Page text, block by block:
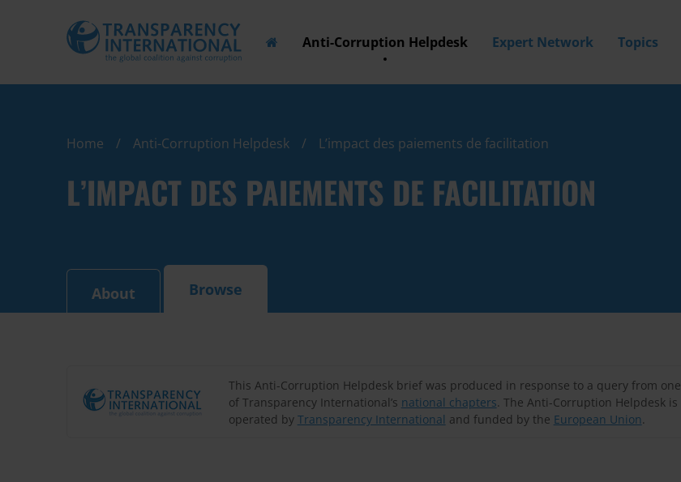
Anti-Corruption Helpdesk Expert Network Topics
Home Anti-Corruption Helpdesk L’impact des paiements de facilitation
L’IMPACT DES PAIEMENTS DE FACILITATION
About Browse
This Anti-Corruption Helpdesk brief was produced in response to a query from one
of Transparency International’s national chapters. The Anti-Corruption Helpdesk is
operated by Transparency International and funded by the European Union.